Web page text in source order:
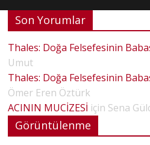
Son Yorumlar
Thales: Doğa Felsefesinin
Umut
Thales: Doğa Felsefesinin
Ömer Eren Öztürk
ACININ MUCİZESİ için Sena
Görüntülenme